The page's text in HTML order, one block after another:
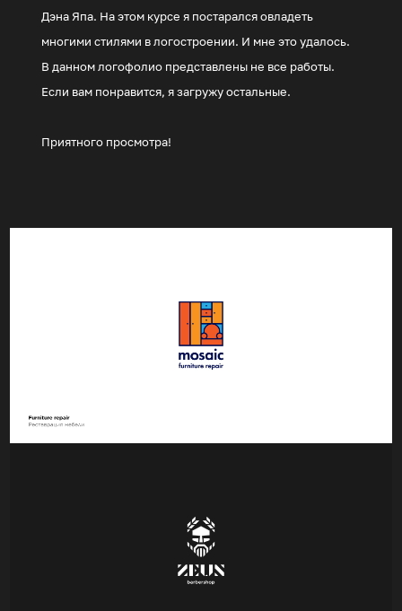
Дэна Япа. На этом курсе я постарался овладеть
многими стилями в логостроении. И мне это удалось.
В данном логофолио представлены не все работы.
Если вам понравится, я загружу остальные.
Приятного просмотра!